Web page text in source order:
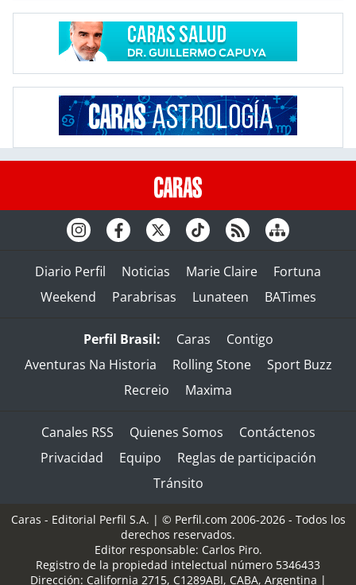
Diario Perfil Noticias Marie Claire
Fortuna
Weekend
Parabrisas Lunateen BATimes
Perfil Brasil: Caras
Contigo
Aventuras Na Historia
Rolling Stone
Sport Buzz
Recreio
Maxima
Canales RSS Quienes Somos
Contáctenos
Privacidad
Equipo
Reglas de participación
Tránsito
Caras - Editorial Perfil S.A. | © Perfil.com 2006-2026 - Todos los
derechos reservados.
Editor responsable: Carlos Piro.
Registro de la propiedad intelectual número 5346433
Dirección: California 2715, C1289ABI, CABA, Argentina |